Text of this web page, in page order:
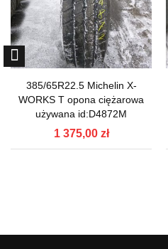
385/65R22.5 Michelin X-
WORKS T opona ciężarowa
używana id:D4872M
1 375,00 zł